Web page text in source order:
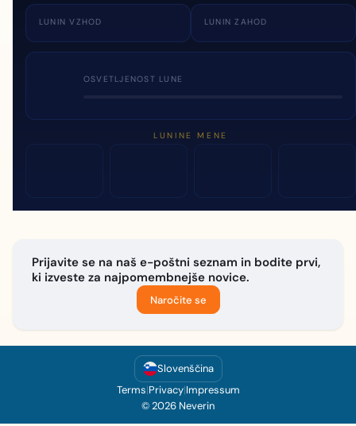
LUNIN VZHOD LUNIN ZAHOD
OSVETLJENOST LUNE
LUNINE MENE
Prijavite se na naš e-poštni seznam in bodite prvi,
ki izveste za najpomembnejše novice.
Naročite se
Slovenščina
Terms|Privacy|Impressum
© 2026 Neverin